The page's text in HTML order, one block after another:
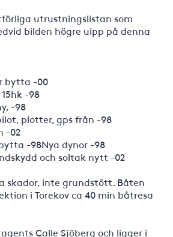
utrustningslistan som
bilden högre uipp på denna
bytta -00
-98
-98
plotter, gps från -98
-02
-98Nya dynor -98
och soltak nytt -02
skador, inte grundstött. Båten
i Torekov ca 40 min båtresa
Calle Sjöberg och ligger i